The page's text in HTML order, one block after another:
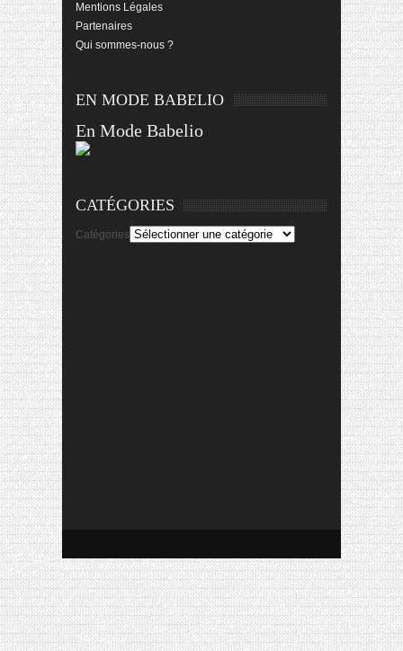
Mentions Légales
Partenaires
Qui sommes-nous ?
EN MODE BABELIO
En Mode Babelio
CATÉGORIES
Catégories